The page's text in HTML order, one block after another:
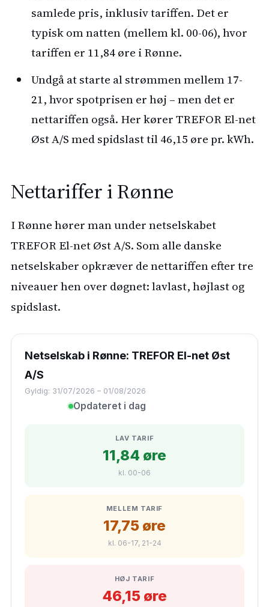
samlede pris, inklusiv tariffen. Det er
typisk om natten (mellem kl. 00-06), hvor
tariffen er 11,84 øre i Rønne.
Undgå at starte al strømmen mellem 17-
21, hvor spotprisen er høj – men det er
nettariffen også. Her kører TREFOR El-net
Øst A/S med spidslast til 46,15 øre pr. kWh.
Nettariffer i Rønne
I Rønne hører man under netselskabet
TREFOR El-net Øst A/S. Som alle danske
netselskaber opkræver de nettariffen efter tre
niveauer hen over døgnet: lavlast, højlast og
spidslast.
Netselskab i Rønne: TREFOR El-net Øst
A/S
Gyldig: 31/07/2026 – 01/08/2026
Opdateret i dag
LAV TARIF
11,84 øre
kl. 00-06
MELLEM TARIF
17,75 øre
kl. 06-17, 21-24
HØJ TARIF
46,15 øre